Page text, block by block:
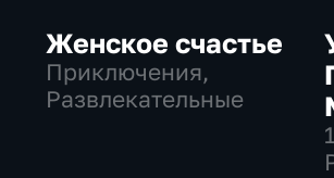
Женское счастье
Приключения,
Развлекательные